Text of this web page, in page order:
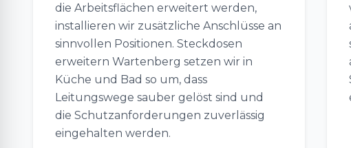
die Arbeitsflächen erweitert werden,
installieren wir zusätzliche Anschlüsse an
sinnvollen Positionen. Steckdosen
erweitern Wartenberg setzen wir in
Küche und Bad so um, dass
Leitungswege sauber gelöst sind und
die Schutzanforderungen zuverlässig
eingehalten werden.